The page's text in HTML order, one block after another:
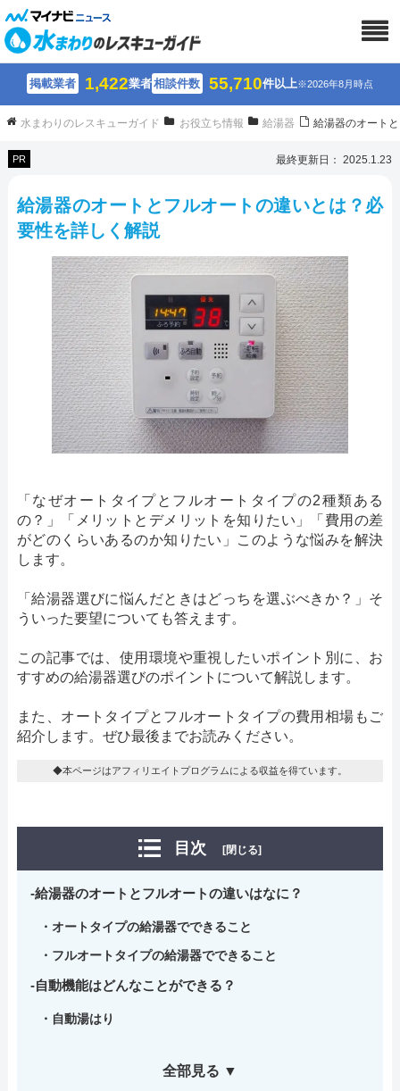
掲載業者 1,422業者相談件数 55,710件以上※2026年8月時点
水まわりのレスキューガイド お役立ち情報 給湯器 給湯器のオート
PR 最終更新日： 2025.1.23
給湯器のオートとフルオートの違いとは？必
要性を詳しく解説
「なぜオートタイプとフルオートタイプの2種類ある
の？」「メリットとデメリットを知りたい」「費用の差
がどのくらいあるのか知りたい」このような悩みを解決
します。
「給湯器選びに悩んだときはどっちを選ぶべきか？」そ
ういった要望についても答えます。
この記事では、使用環境や重視したいポイント別に、お
すすめの給湯器選びのポイントについて解説します。
また、オートタイプとフルオートタイプの費用相場もご
紹介します。ぜひ最後までお読みください。
◆本ページはアフィリエイトプログラムによる収益を得ています。
目次 [閉じる]
給湯器のオートとフルオートの違いはなに？
オートタイプの給湯器でできること
フルオートタイプの給湯器でできること
自動機能はどんなことができる？
自動湯はり
全部見る ▼